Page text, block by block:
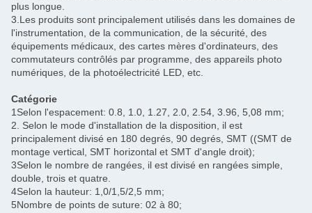
plus longue.
3.Les produits sont principalement utilisés dans les domaines de
l'instrumentation, de la communication, de la sécurité, des
équipements médicaux, des cartes mères d'ordinateurs, des
commutateurs contrôlés par programme, des appareils photo
numériques, de la photoélectricité LED, etc.
Catégorie
1Selon l'espacement: 0.8, 1.0, 1.27, 2.0, 2.54, 3.96, 5,08 mm;
2. Selon le mode d'installation de la disposition, il est
principalement divisé en 180 degrés, 90 degrés, SMT ((SMT de
montage vertical, SMT horizontal et SMT d'angle droit);
3Selon le nombre de rangées, il est divisé en rangées simple,
double, trois et quatre.
4Selon la hauteur: 1,0/1,5/2,5 mm;
5Nombre de points de suture: 02 à 80;